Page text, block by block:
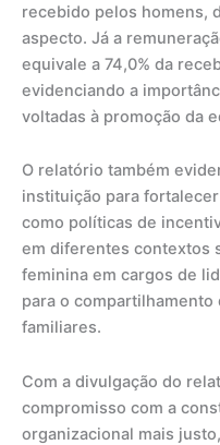
recebido pelos homens,
aspecto. Já a
equivale a 74,0% da
evidenciando a
voltadas à promoção da
O relatório também
instituição para
como políticas de
em diferentes contextos
feminina em cargos de
para o
familiares.
Com a divulgação do
compromisso com a
organizacional mais